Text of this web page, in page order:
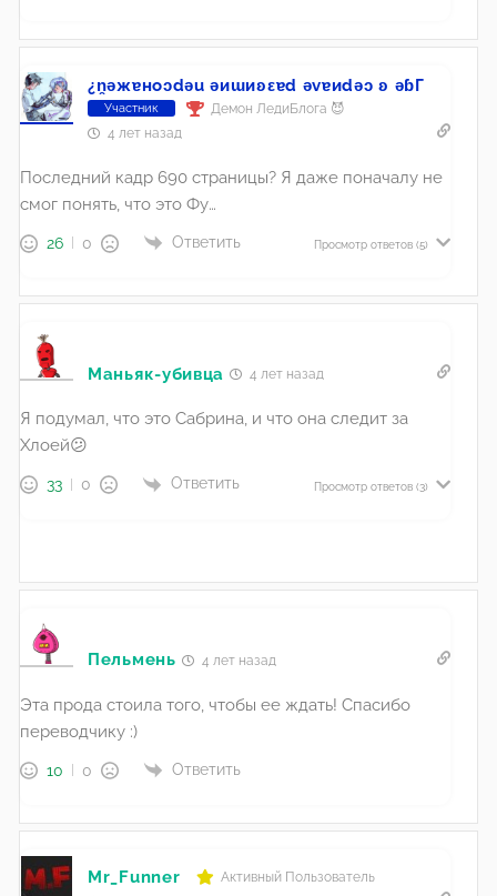
¿n̯ǝжɐноɔdǝu ǝиɯиʚεɐd ǝvɐиdǝɔ ʚ ǝɓГ
Участник
Демон ЛедиБлога 😈
4 лет назад
Последний кадр 690 страницы? Я даже поначалу не
смог понять, что это Фу…
26 0 Ответить Просмотр ответов (5)
Маньяк-убивца 4 лет назад
Я подумал, что это Сабрина, и что она следит за
Хлоей😕
33 0 Ответить Просмотр ответов (3)
Пельмень 4 лет назад
Эта прода стоила того, чтобы ее ждать! Спасибо
переводчику :)
10 0 Ответить
Mr_Funner
Активный Пользователь